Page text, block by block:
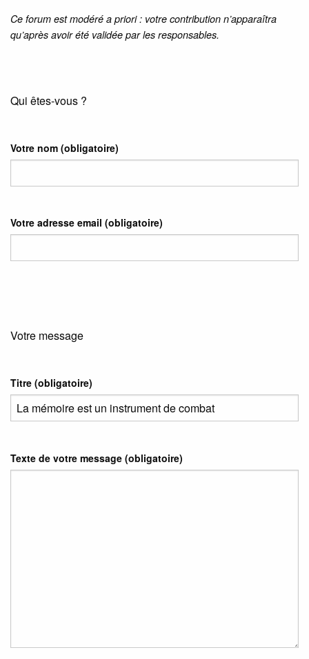
Ce forum est modéré a priori : votre contribution n’apparaîtra
qu’après avoir été validée par les responsables.
Qui êtes-vous ?
Votre nom (obligatoire)
Votre adresse email (obligatoire)
Votre message
Titre (obligatoire)
Texte de votre message (obligatoire)